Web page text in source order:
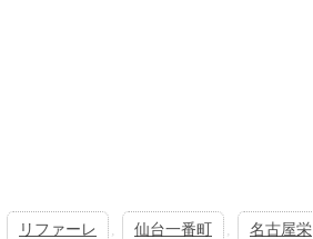
リファーレ 仙台一番町 名古屋栄